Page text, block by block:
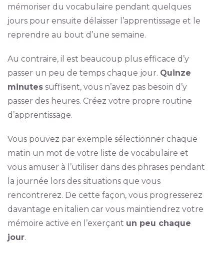
mémoriser du vocabulaire pendant quelques
jours pour ensuite délaisser l’apprentissage et le
reprendre au bout d’une semaine.
Au contraire, il est beaucoup plus efficace d’y
passer un peu de temps chaque jour. Quinze
minutessuffisent, vous n’avez pas besoin d’y
passer des heures. Créez votre propre routine
d’apprentissage.
Vous pouvez par exemple sélectionner chaque
matin un mot de votre liste de vocabulaire et
vous amuser à l’utiliser dans des phrases pendant
la journée lors des situations que vous
rencontrerez. De cette façon, vous progresserez
davantage en italien car vous maintiendrez votre
mémoire active en l’exerçant un peu chaque
jour.